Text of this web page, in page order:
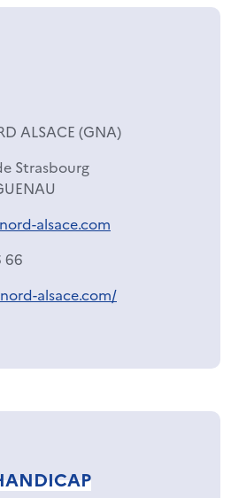
ALSACE (GNA)
Strasbourg
alsace.com
66
alsace.com/